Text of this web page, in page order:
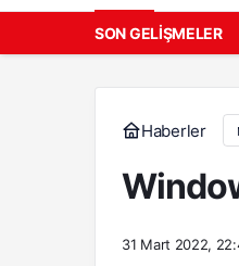
SON GELIŞMELER
Haberler
31 Mart 2022,